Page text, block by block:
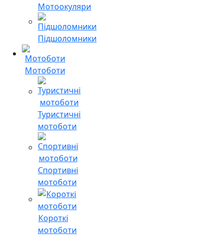
Мотоокуляри
Підшоломники
Мотоботи
Туристичні
мотоботи
Спортивні
мотоботи
Короткі
мотоботи